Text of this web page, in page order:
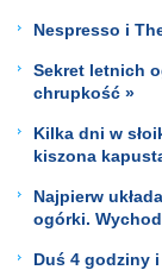
Nespresso i
Sekret letnich
chrupkość »
Kilka dni w
kiszona
Najpierw
ogórki.
Duś 4 godziny